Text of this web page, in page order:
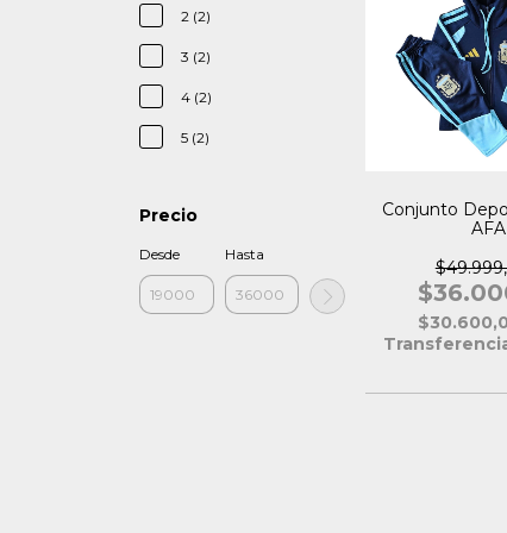
2 (2)
3 (2)
4 (2)
5 (2)
Precio
Desde Hasta
Conjunto
AFA